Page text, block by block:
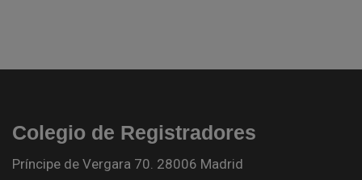
Colegio de Registradores
Príncipe de Vergara 70. 28006 Madrid